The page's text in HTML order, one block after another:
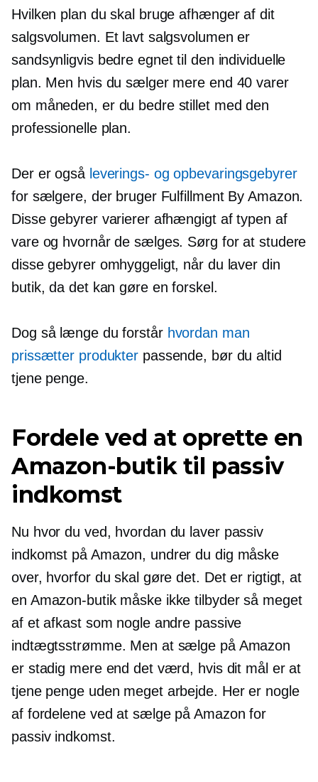
Hvilken plan du skal bruge afhænger af dit
salgsvolumen. Et lavt salgsvolumen er
sandsynligvis bedre egnet til den individuelle
plan. Men hvis du sælger mere end 40 varer
om måneden, er du bedre stillet med den
professionelle plan.
Der er også leverings- og opbevaringsgebyrer
for sælgere, der bruger Fulfillment By Amazon.
Disse gebyrer varierer afhængigt af typen af ​​
vare og hvornår de sælges. Sørg for at studere
disse gebyrer omhyggeligt, når du laver din
butik, da det kan gøre en forskel.
Dog så længe du forstår hvordan man
prissætter produkter passende, bør du altid
tjene penge.
Fordele ved at oprette en
Amazon-butik til passiv
indkomst
Nu hvor du ved, hvordan du laver passiv
indkomst på Amazon, undrer du dig måske
over, hvorfor du skal gøre det. Det er rigtigt, at
en Amazon-butik måske ikke tilbyder så meget
af et afkast som nogle andre passive
indtægtsstrømme. Men at sælge på Amazon
er stadig mere end det værd, hvis dit mål er at
tjene penge uden meget arbejde. Her er nogle
af fordelene ved at sælge på Amazon for
passiv indkomst.